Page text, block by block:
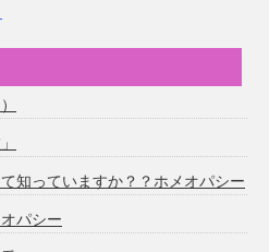
知っていますか？？ホメオパシー
パシー